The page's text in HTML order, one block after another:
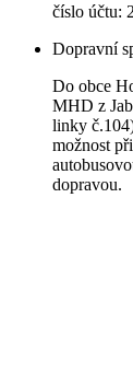
číslo účtu:
Dopravní
Do obce
MHD z
linky
možnost
dopravou.